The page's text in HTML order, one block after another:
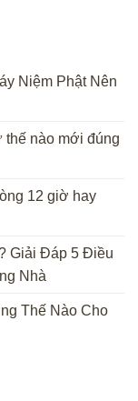
Niệm Phật Nên
thế nào mới đúng
12 giờ hay
Giải Đáp 5 Điều
Nhà
Thế Nào Cho